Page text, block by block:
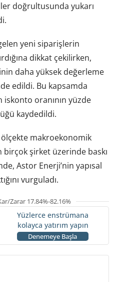
doğrultusunda yukarı
yeni siparişlerin
dikkat çekilirken,
daha yüksek değerleme
edildi. Bu kapsamda
oranının yüzde
kaydedildi.
ölçekte makroekonomik
şirket üzerinde baskı
Astor Enerji’nin yapısal
vurguladı.
Zarar 17.84%-82.16%
Yüzlerce enstrümana
kolayca yatırım yapın
Denemeye Başla